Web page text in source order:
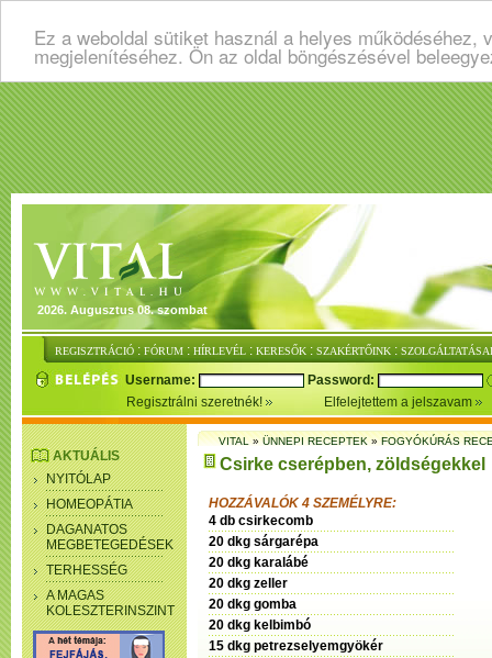
Ez a weboldal sütiket használ a helyes
megjelenítéséhez. Ön az oldal böngészésével
2026. Augusztus 08. szombat
REGISZTRÁCIÓ : FÓRUM : HÍRLEVÉL : KERESŐK : SZAKÉRTŐINK :
Username:
Password:
Regisztrálni szeretnék!
Elfelejtettem a jelszavam
AKTUÁLIS
NYITÓLAP
HOMEOPÁTIA
DAGANATOS
MEGBETEGEDÉSEK
TERHESSÉG
A MAGAS
KOLESZTERINSZINT
VITAL»ÜNNEPI RECEPTEK»FOGYÓKÚRÁS
Csirke cserépben, zöldségekkel
HOZZÁVALÓK 4 SZEMÉLYRE:
4 db csirkecomb
20 dkg sárgarépa
20 dkg karalábé
20 dkg zeller
20 dkg gomba
20 dkg kelbimbó
15 dkg petrezselyemgyökér